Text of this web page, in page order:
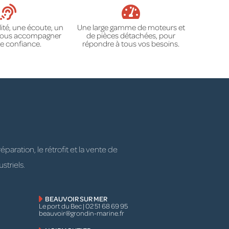
une écoute, un
accompagner
confiance.
Une large gamme de moteurs et
de pièces détachées, pour
répondre à tous vos besoins.
le rétrofit et la vente de
BEAUVOIR SUR MER
Le port du Bec | 02 51 68 69 95
beauvoir@grondin-marine.fr